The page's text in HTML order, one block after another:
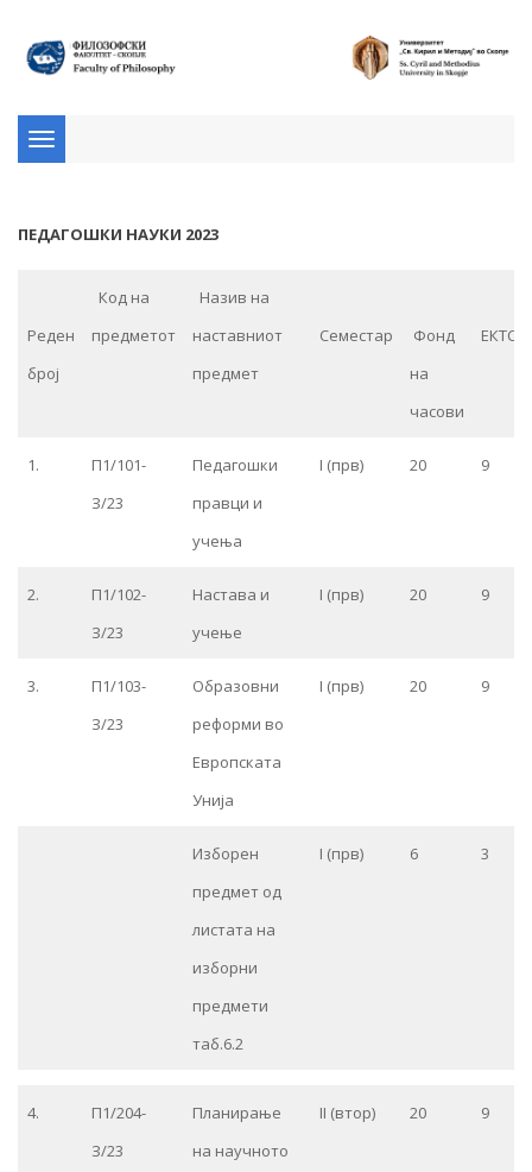
Toggle
navigation
ПЕДАГОШКИ НАУКИ 2023
Реден
број
Код на
предметот
Назив на
наставниот
предмет
Семестар
Фонд
на
часови
ЕКТС
1.
П1/101-
З/23
Педагошки
правци и
учења
I (прв) 20 9
2.
П1/102-
З/23
Настава и
учење
I (прв) 20 9
3.
П1/103-
З/23
Образовни
реформи во
Европската
Унија
I (прв) 20 9
Изборен
предмет од
листата на
изборни
предмети
таб.6.2
I (прв) 6 3
4.
П1/204-
З/23
Планирање
на научното
II (втор) 20 9